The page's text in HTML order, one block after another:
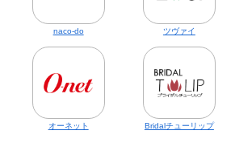
naco-do ツヴァイ
オーネット Bridalチューリップ